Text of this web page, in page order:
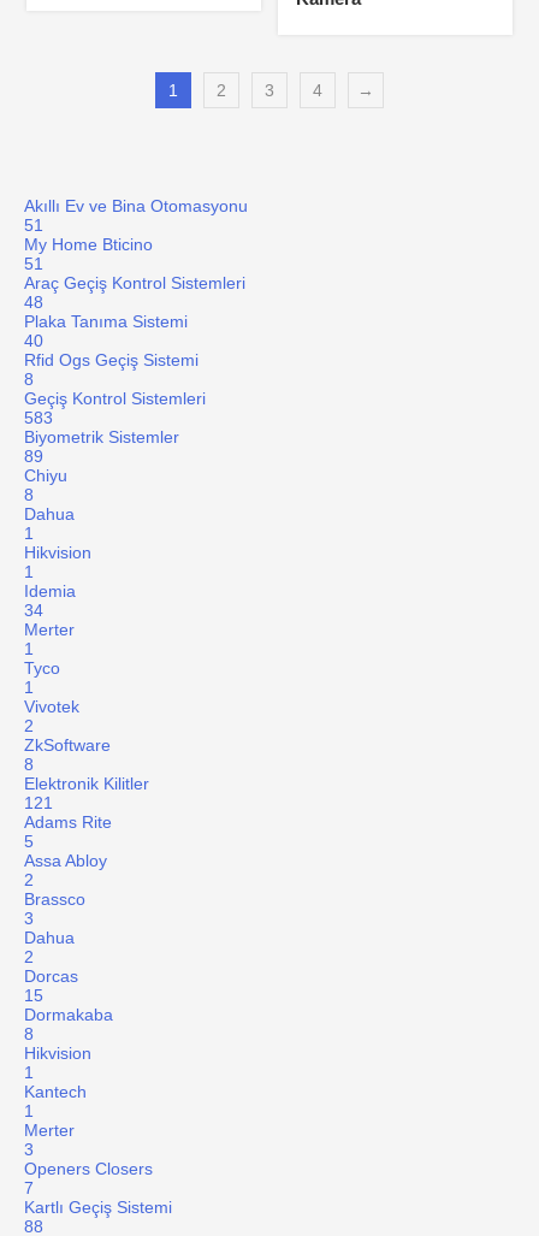
1 2 3 4 →
Akıllı Ev ve Bina Otomasyonu
51
My Home Bticino
51
Araç Geçiş Kontrol Sistemleri
48
Plaka Tanıma Sistemi
40
Rfid Ogs Geçiş Sistemi
8
Geçiş Kontrol Sistemleri
583
Biyometrik Sistemler
89
Chiyu
8
Dahua
1
Hikvision
1
Idemia
34
Merter
1
Tyco
1
Vivotek
2
ZkSoftware
8
Elektronik Kilitler
121
Adams Rite
5
Assa Abloy
2
Brassco
3
Dahua
2
Dorcas
15
Dormakaba
8
Hikvision
1
Kantech
1
Merter
3
Openers Closers
7
Kartlı Geçiş Sistemi
88